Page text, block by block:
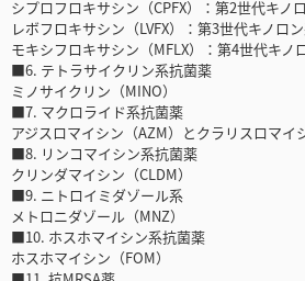
シプロフロキサシン（CPFX）：第2世代キノ
レボフロキサシン（LVFX）：第3世代キノロ
モキシフロキサシン（MFLX）：第4世代キノ
■6. テトラサイクリン系抗菌薬
ミノサイクリン（MINO）
■7. マクロライド系抗菌薬
アジスロマイシン（AZM）とクラリスロマイ
■8. リンコマイシン系抗菌薬
クリンダマイシン（CLDM）
■9. ニトロイミダゾール系
メトロニダゾール（MNZ）
■10. ホスホマイシン系抗菌薬
ホスホマイシン（FOM）